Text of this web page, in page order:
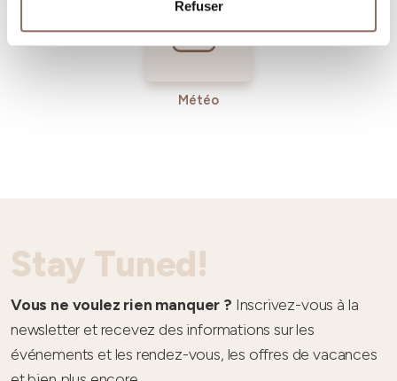
Refuser
Météo
Stay Tuned!
Vous ne voulez rien manquer ? Inscrivez-vous à la
newsletter et recevez des informations sur les
événements et les rendez-vous, les offres de vacances